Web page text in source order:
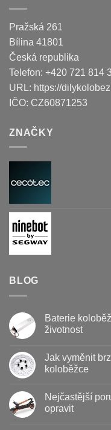
Pražská 261
Bílina 41801
Česká republika
Telefon: +420 721 814
URL: https://
IČO: CZ60871253
ZNAČKY
BLOG
Baterie
životnost
textu
s
koloběžky
kdy
Jak vyměnit
koloběžce
u
textu
s
Nejčastější
opravit